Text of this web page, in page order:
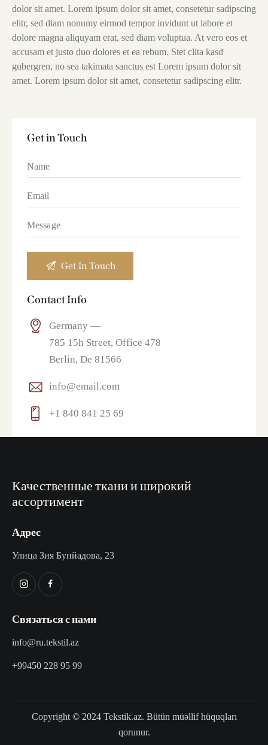
dolor sit amet. Lorem ipsum dolor sit amet, consetetur sadipscing
elitr, sed diam nonumy eirmod tempor invidunt ut labore et
dolore magna aliquyam erat, sed diam voluptua. At vero eos et
accusam et justo duo dolores et ea rebum. Stet clita kasd
gubergren, no sea takimata sanctus est Lorem ipsum dolor sit
amet. Lorem ipsum dolor sit amet, consetetur sadipscing elitr.
Get in Touch
Contact Info
Germany —
785 15h Street, Office 478
Berlin, De 81566
info@email.com
+1 840 841 25 69
Качественные ткани и широкий
ассортимент
Адрес
Улица Зия Бунйадова, 23
Связаться с нами
info@ru.tekstil.az
+99450 228 95 99
Copyright © 2024 Tekstik.az. Bütün müəllif hüquqları
qorunur.